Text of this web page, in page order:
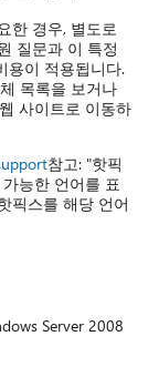
한 경우, 별도로
질문과 이 특정
용이 적용됩니다.
목록을 보거나
사이트로 이동하
참고: "핫픽
능한 언어를 표
픽스를 해당 언어
Server 2008